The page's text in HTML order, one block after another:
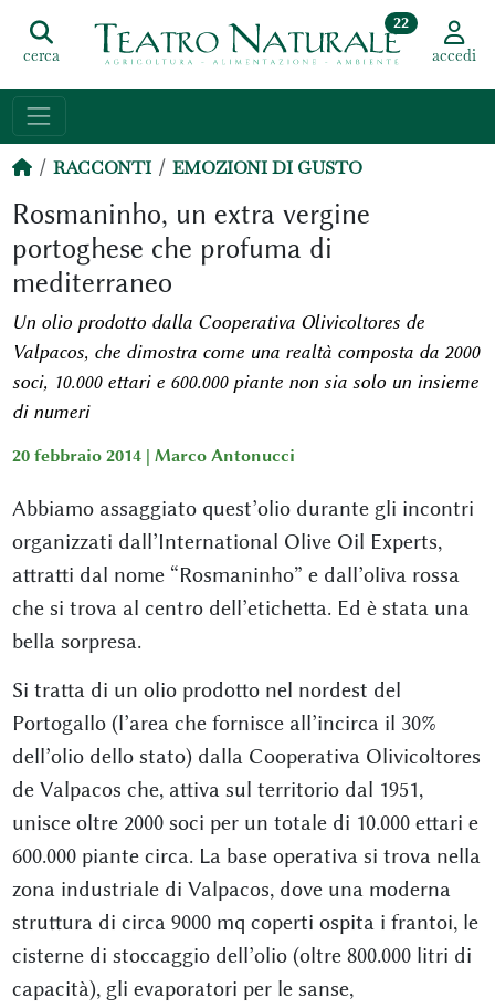
cerca
22
accedi
RACCONTI EMOZIONI DI GUSTO
Rosmaninho, un extra vergine
portoghese che profuma di
mediterraneo
Un olio prodotto dalla Cooperativa Olivicoltores de
Valpacos, che dimostra come una realtà composta da 2000
soci, 10.000 ettari e 600.000 piante non sia solo un insieme
di numeri
20 febbraio 2014 | Marco Antonucci
Abbiamo assaggiato quest’olio durante gli incontri
organizzati dall’International Olive Oil Experts,
attratti dal nome “Rosmaninho” e dall’oliva rossa
che si trova al centro dell’etichetta. Ed è stata una
bella sorpresa.
Si tratta di un olio prodotto nel nordest del
Portogallo (l’area che fornisce all’incirca il 30%
dell’olio dello stato) dalla Cooperativa Olivicoltores
de Valpacos che, attiva sul territorio dal 1951,
unisce oltre 2000 soci per un totale di 10.000 ettari e
600.000 piante circa. La base operativa si trova nella
zona industriale di Valpacos, dove una moderna
struttura di circa 9000 mq coperti ospita i frantoi, le
cisterne di stoccaggio dell’olio (oltre 800.000 litri di
capacità), gli evaporatori per le sanse,